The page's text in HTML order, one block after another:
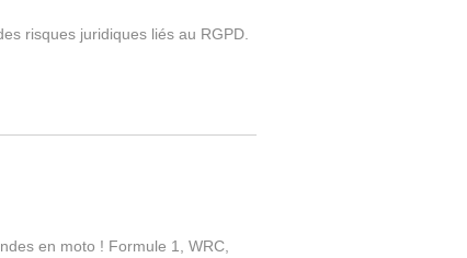
risques juridiques liés au RGPD.
en moto ! Formule 1, WRC,